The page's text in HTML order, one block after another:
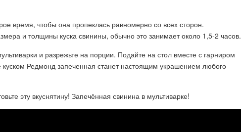
время, чтобы она пропеклась равномерно со всех сторон.
и толщины куска свинины, обычно это занимает около 1,5-2 часов.
и разрежьте на порции. Подайте на стол вместе с гарниром
Редмонд запеченная станет настоящим украшением любого
эту вкуснятину! Запечённая свинина в мультиварке!